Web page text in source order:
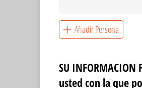
Añadir Persona
SU INFORMACION
usted con la que